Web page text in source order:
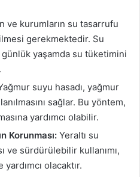
ve kurumların su tasarrufu
gerekmektedir. Su
yaşamda su tüketimini
suyu hasadı, yağmur
sağlar. Bu yöntem,
yardımcı olabilir.
Korunması: Yeraltı su
ve sürdürülebilir kullanımı,
olacaktır.